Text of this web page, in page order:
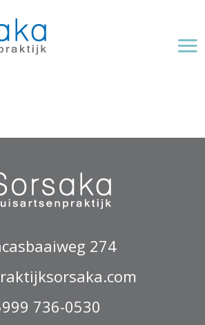
274
736-0530